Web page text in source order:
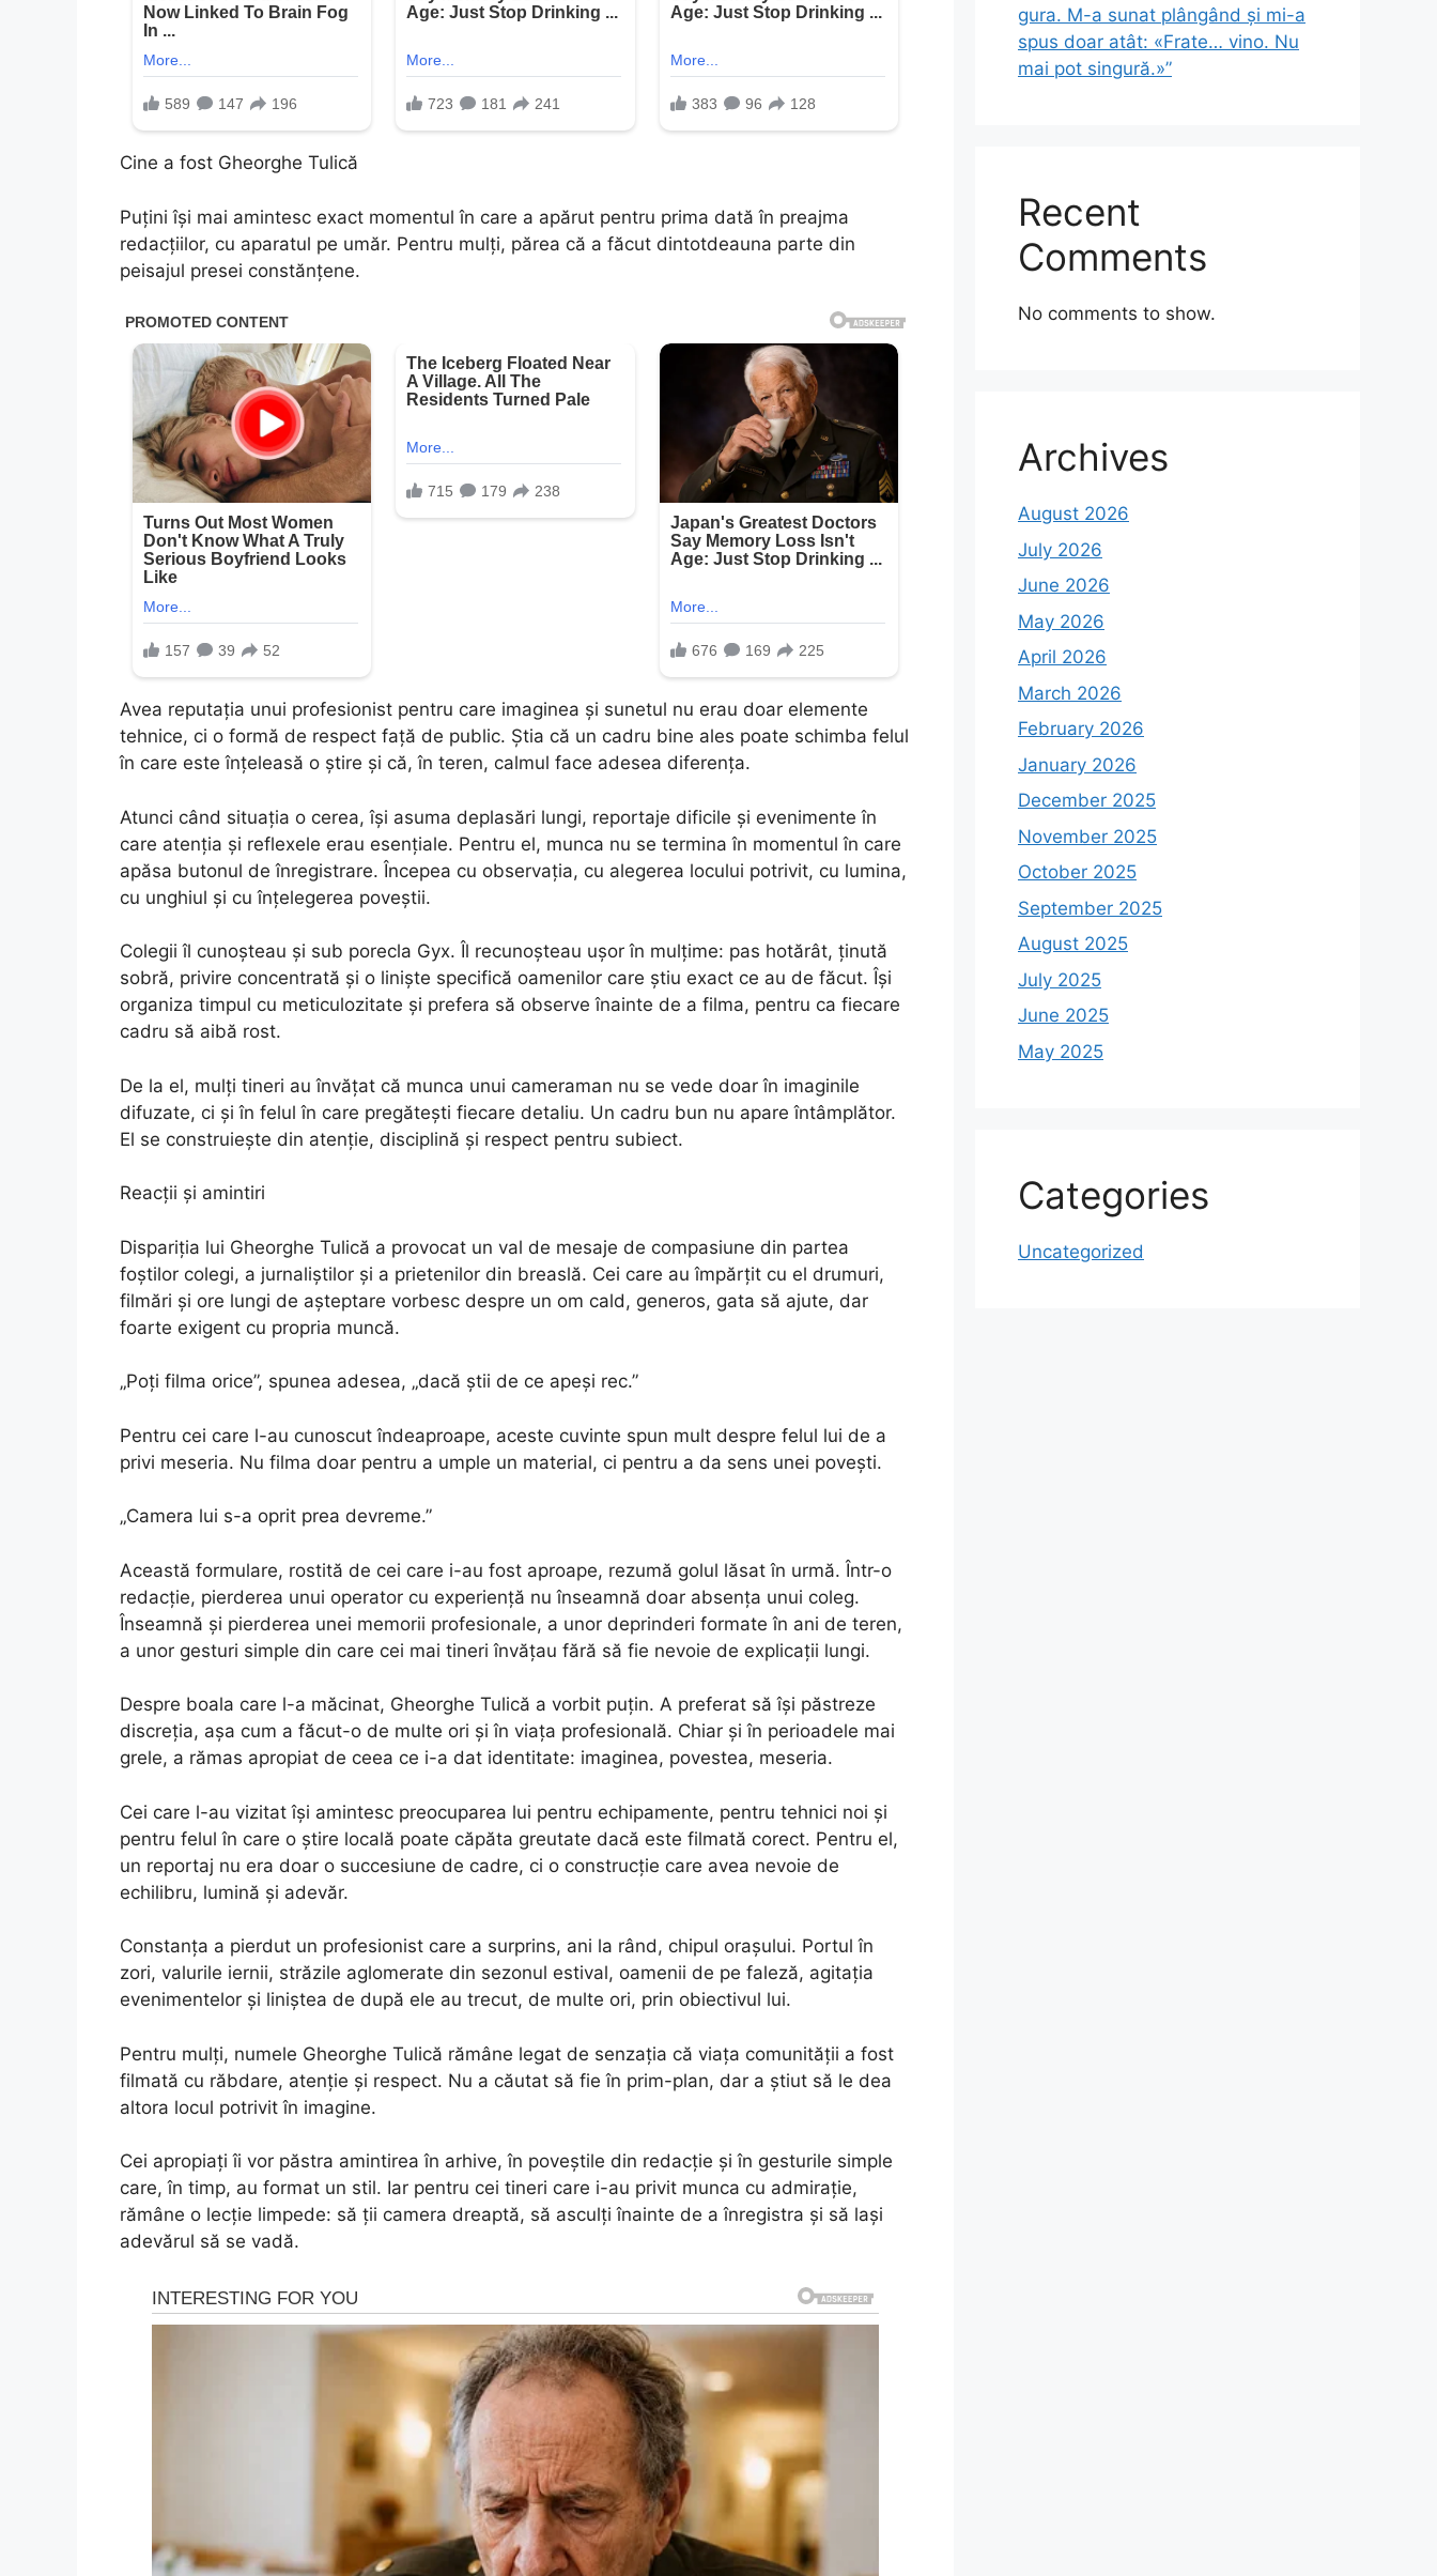
Cine a fost Gheorghe Tulică
Puțini își mai amintesc exact momentul în care a apărut pentru prima dată în preajma
redacțiilor, cu aparatul pe umăr. Pentru mulți, părea că a făcut dintotdeauna parte din
peisajul presei constănțene.
Avea reputația unui profesionist pentru care imaginea și sunetul nu erau doar elemente
tehnice, ci o formă de respect față de public. Știa că un cadru bine ales poate schimba felul
în care este înțeleasă o știre și că, în teren, calmul face adesea diferența.
Atunci când situația o cerea, își asuma deplasări lungi, reportaje dificile și evenimente în
care atenția și reflexele erau esențiale. Pentru el, munca nu se termina în momentul în care
apăsa butonul de înregistrare. Începea cu observația, cu alegerea locului potrivit, cu lumina,
cu unghiul și cu înțelegerea poveștii.
Colegii îl cunoșteau și sub porecla Gyx. Îl recunoșteau ușor în mulțime: pas hotărât, ținută
sobră, privire concentrată și o liniște specifică oamenilor care știu exact ce au de făcut. Își
organiza timpul cu meticulozitate și prefera să observe înainte de a filma, pentru ca fiecare
cadru să aibă rost.
De la el, mulți tineri au învățat că munca unui cameraman nu se vede doar în imaginile
difuzate, ci și în felul în care pregătești fiecare detaliu. Un cadru bun nu apare întâmplător.
El se construiește din atenție, disciplină și respect pentru subiect.
Reacții și amintiri
Dispariția lui Gheorghe Tulică a provocat un val de mesaje de compasiune din partea
foștilor colegi, a jurnaliștilor și a prietenilor din breaslă. Cei care au împărțit cu el drumuri,
filmări și ore lungi de așteptare vorbesc despre un om cald, generos, gata să ajute, dar
foarte exigent cu propria muncă.
„Poți filma orice”, spunea adesea, „dacă știi de ce apeși rec.”
Pentru cei care l-au cunoscut îndeaproape, aceste cuvinte spun mult despre felul lui de a
privi meseria. Nu filma doar pentru a umple un material, ci pentru a da sens unei povești.
„Camera lui s-a oprit prea devreme.”
Această formulare, rostită de cei care i-au fost aproape, rezumă golul lăsat în urmă. Într-o
redacție, pierderea unui operator cu experiență nu înseamnă doar absența unui coleg.
Înseamnă și pierderea unei memorii profesionale, a unor deprinderi formate în ani de teren,
a unor gesturi simple din care cei mai tineri învățau fără să fie nevoie de explicații lungi.
Despre boala care l-a măcinat, Gheorghe Tulică a vorbit puțin. A preferat să își păstreze
discreția, așa cum a făcut-o de multe ori și în viața profesională. Chiar și în perioadele mai
grele, a rămas apropiat de ceea ce i-a dat identitate: imaginea, povestea, meseria.
Cei care l-au vizitat își amintesc preocuparea lui pentru echipamente, pentru tehnici noi și
pentru felul în care o știre locală poate căpăta greutate dacă este filmată corect. Pentru el,
un reportaj nu era doar o succesiune de cadre, ci o construcție care avea nevoie de
echilibru, lumină și adevăr.
Constanța a pierdut un profesionist care a surprins, ani la rând, chipul orașului. Portul în
zori, valurile iernii, străzile aglomerate din sezonul estival, oamenii de pe faleză, agitația
evenimentelor și liniștea de după ele au trecut, de multe ori, prin obiectivul lui.
Pentru mulți, numele Gheorghe Tulică rămâne legat de senzația că viața comunității a fost
filmată cu răbdare, atenție și respect. Nu a căutat să fie în prim-plan, dar a știut să le dea
altora locul potrivit în imagine.
Cei apropiați îi vor păstra amintirea în arhive, în poveștile din redacție și în gesturile simple
care, în timp, au format un stil. Iar pentru cei tineri care i-au privit munca cu admirație,
rămâne o lecție limpede: să ții camera dreaptă, să asculți înainte de a înregistra și să lași
adevărul să se vadă.
gura. M-a sunat plângând și mi-a
spus doar atât: «Frate… vino. Nu
mai pot singură.»”
Recent
Comments
No comments to show.
Archives
August 2026
July 2026
June 2026
May 2026
April 2026
March 2026
February 2026
January 2026
December 2025
November 2025
October 2025
September 2025
August 2025
July 2025
June 2025
May 2025
Categories
Uncategorized